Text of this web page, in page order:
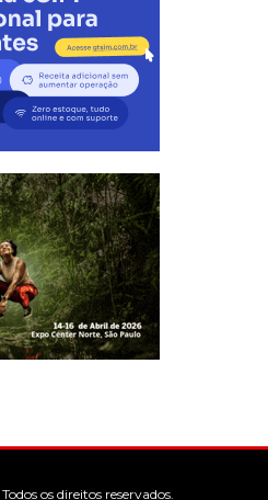
os direitos reservados.